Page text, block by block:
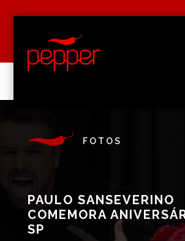
FOTOS
PAULO SANSEVERINO
COMEMORA
SP